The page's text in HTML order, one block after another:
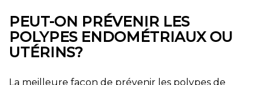
PEUT-ON PRÉVENIR LES
POLYPES ENDOMÉTRIAUX OU
UTÉRINS?
La meilleure façon de prévenir les polypes de